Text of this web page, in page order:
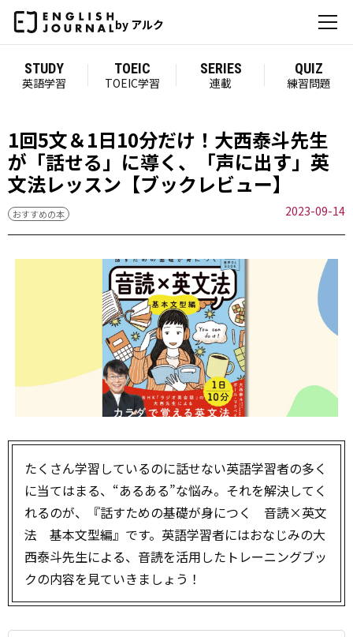
by アルク
STUDY
英語学習
TOEIC
TOEIC学習
SERIES
連載
QUIZ
練習問題
1回5文＆1日10分だけ！大西泰斗先生
が「話せる」に導く、「声に出す」英
文法レッスン【ブックレビュー】
おすすめの本 2023-09-14
たくさん学習しているのに話せない――英語学習者の多く
に当てはまる、“あるある”な悩み。それを解決してく
れるのが、『話すための基礎が身につく 音読×英文
法 基本文型編』です。英語学習者にはおなじみの大
西泰斗先生による、音読を活用したトレーニングブッ
クの内容を見ていきましょう！